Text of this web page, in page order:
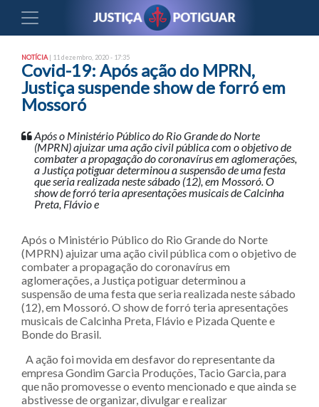
NOTÍCIA | 11 dezembro, 2020 - 17:35
Covid-19: Após ação do MPRN,
Justiça suspende show de forró em
Mossoró
Após o Ministério Público do Rio Grande do Norte
(MPRN) ajuizar uma ação civil pública com o objetivo de
combater a propagação do coronavírus em aglomerações,
a Justiça potiguar determinou a suspensão de uma festa
que seria realizada neste sábado (12), em Mossoró. O
show de forró teria apresentações musicais de Calcinha
Preta, Flávio e
Após o Ministério Público do Rio Grande do Norte
(MPRN) ajuizar uma ação civil pública com o objetivo de
combater a propagação do coronavírus em
aglomerações, a Justiça potiguar determinou a
suspensão de uma festa que seria realizada neste sábado
(12), em Mossoró. O show de forró teria apresentações
musicais de Calcinha Preta, Flávio e Pizada Quente e
Bonde do Brasil.
A ação foi movida em desfavor do representante da
empresa Gondim Garcia Produções, Tacio Garcia, para
que não promovesse o evento mencionado e que ainda se
abstivesse de organizar, divulgar e realizar